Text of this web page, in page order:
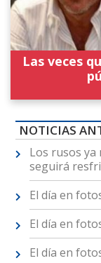
Las veces
NOTICIAS
Los rusos
seguirá
El día en
El día en
El día en